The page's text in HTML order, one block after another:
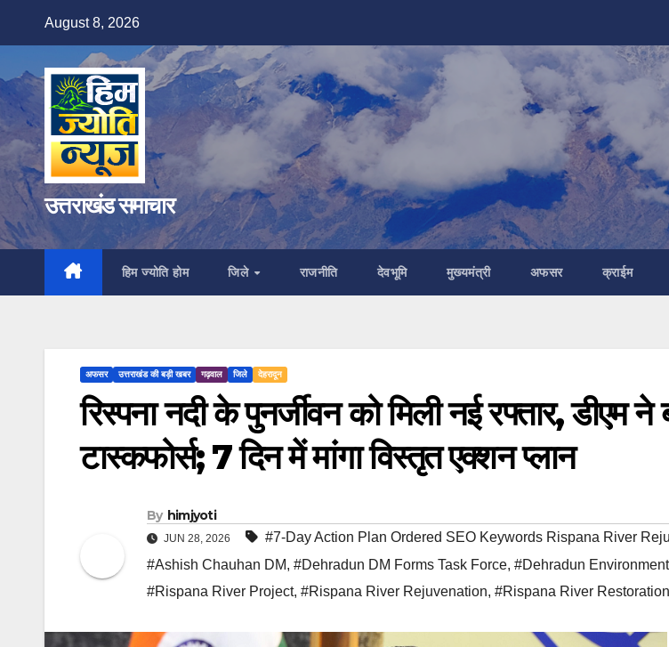
content
August 8, 2026
उत्तराखंड समाचार
हिम ज्योति होम जिले राजनीति देवभूमि मुख्यमंत्री अफसर क्राईम
अफसर उत्तराखंड की बड़ी खबर गढ़वाल जिले देहरादून
रिस्पना नदी के पुनर्जीवन को मिली नई रफ्तार, डीएम ने
टास्कफोर्स; 7 दिन में मांगा विस्तृत एक्शन प्लान
By himjyoti
JUN 28, 2026 #7-Day Action Plan Ordered SEO Keywords Rispana River
#Ashish Chauhan DM, #Dehradun DM Forms Task Force, #Dehradun
#Rispana River Project, #Rispana River Rejuvenation, #Rispana River Restoration